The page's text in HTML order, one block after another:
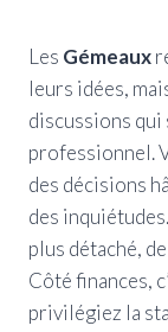
Les Gémeaux
leurs idées,
discussions qui
professionnel.
des décisions
des
plus détaché,
Côté finances,
privilégiez la